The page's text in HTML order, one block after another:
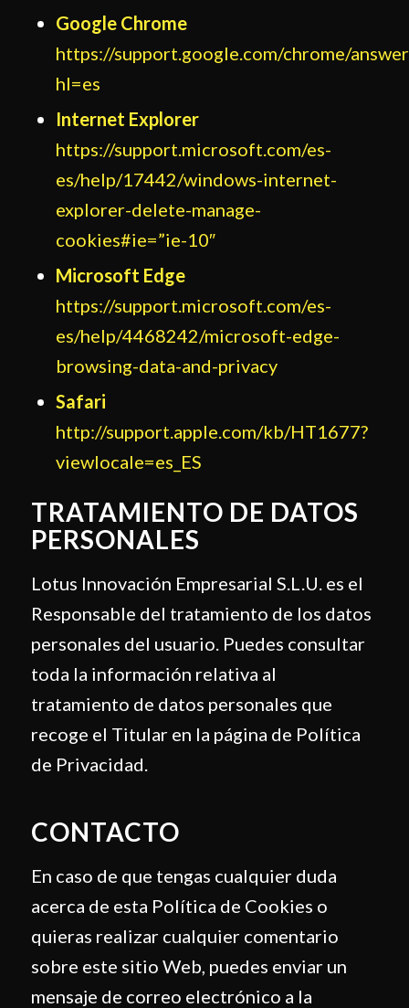
Google Chrome
https://support.google.com/chrome/
hl=es
Internet Explorer
https://support.microsoft.com/es-
es/help/17442/windows-internet-
explorer-delete-manage-
cookies#ie=”ie-10″
Microsoft Edge
https://support.microsoft.com/es-
es/help/4468242/microsoft-edge-
browsing-data-and-privacy
Safari
http://support.apple.com/kb/HT1677?
viewlocale=es_ES
TRATAMIENTO DE DATOS
PERSONALES
Lotus Innovación Empresarial S.L.U. es el
Responsable del tratamiento de los datos
personales del usuario. Puedes consultar
toda la información relativa al
tratamiento de datos personales que
recoge el Titular en la página de Política
de Privacidad.
CONTACTO
En caso de que tengas cualquier duda
acerca de esta Política de Cookies o
quieras realizar cualquier comentario
sobre este sitio Web, puedes enviar un
mensaje de correo electrónico a la